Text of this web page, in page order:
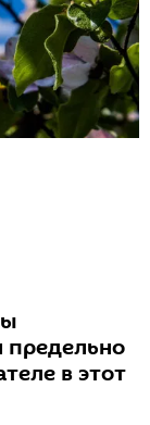
предельно
в этот